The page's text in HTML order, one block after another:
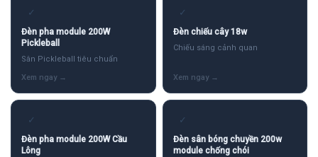
✓
Đèn pha module 200W
Pickleball
Sân Pickleball tiêu chuẩn
✓
Đèn chiếu cây 18w
Chiếu sáng cảnh quan
✓
Đèn pha module 200W Cầu
Lông
✓
Đèn sân bóng chuyền 200w
module chống chói